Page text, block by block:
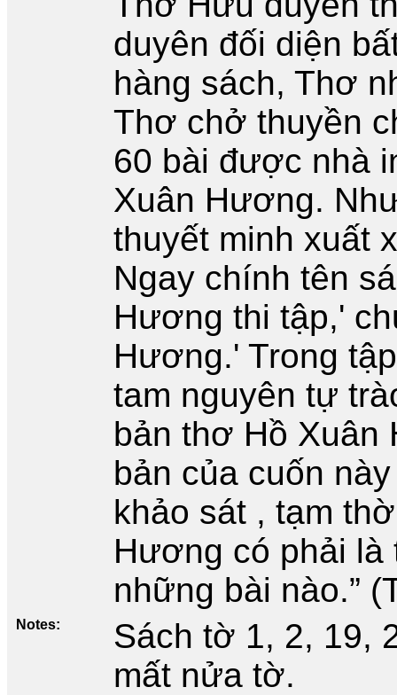
duyên đối diện
hàng sách, Thơ
Thơ chở thuyền
60 bài được nhà
Xuân Hương.
thuyết minh xuất
Ngay chính tên
Hương thi tập,'
Hương.' Trong
tam nguyên tự
bản thơ Hồ Xuân
bản của cuốn
khảo sát , tạm
Hương có phải là
những bài nào.”
Notes
Sách tờ 1, 2, 19,
mất nửa tờ.